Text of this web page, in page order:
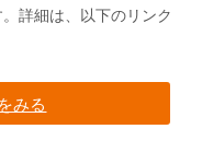
詳細は、以下のリンク
みる